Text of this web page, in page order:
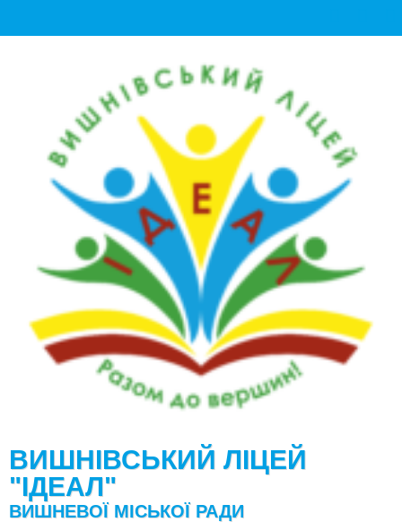
ВИШНІВСЬКИЙ ЛІЦЕЙ
"ІДЕАЛ"
ВИШНЕВОЇ МІСЬКОЇ РАДИ